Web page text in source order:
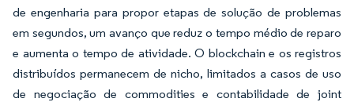
de engenharia para propor etapas de solução de problemas
em segundos, um avanço que reduz o tempo médio de reparo
e aumenta o tempo de atividade. O blockchain e os registros
distribuídos permanecem de nicho, limitados a casos de uso
de negociação de commodities e contabilidade de joint